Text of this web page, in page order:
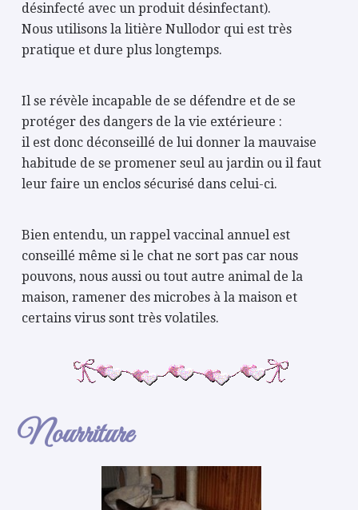
désinfecté avec un produit désinfectant).
Nous utilisons la litière Nullodor qui est très
pratique et dure plus longtemps.
Il se révèle incapable de se défendre et de se
protéger des dangers de la vie extérieure :
il est donc déconseillé de lui donner la mauvaise
habitude de se promener seul au jardin ou il faut
leur faire un enclos sécurisé dans celui-ci.
Bien entendu, un rappel vaccinal annuel est
conseillé même si le chat ne sort pas car nous
pouvons, nous aussi ou tout autre animal de la
maison, ramener des microbes à la maison et
certains virus sont très volatiles.
Nourriture